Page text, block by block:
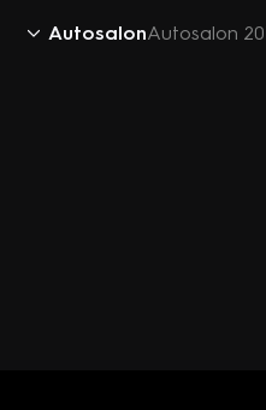
AutosalonAutosalon